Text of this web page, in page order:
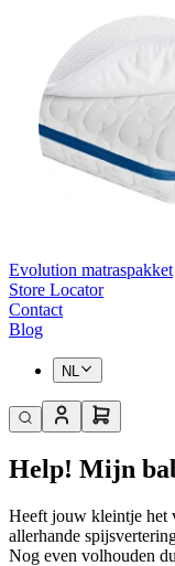
Evolution matraspakket
Store Locator
Contact
Blog
NL
Help! Mijn
Heeft jouw kleintje het
allerhande
Nog even volhouden